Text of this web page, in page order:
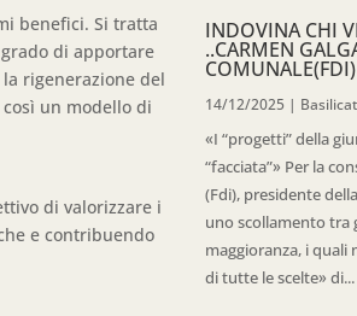
benefici. Si tratta
di apportare
rigenerazione del
un modello di
di valorizzare i
e contribuendo
INDOVINA CHI
..CARMEN
COMUNALE(FDI)
14/12/2025 |
«I “progetti” della
“facciata”» Per la
(Fdi), presidente
uno scollamento tra
maggioranza, i quali
di tutte le scelte» di...